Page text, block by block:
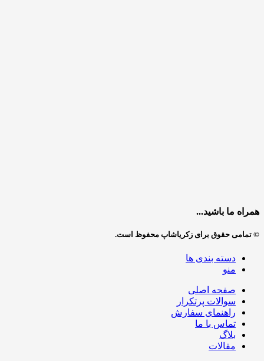
همراه ما باشید...
© تمامی حقوق برای زکریاشاپ محفوظ است.
دسته بندی ها
منو
صفحه اصلی
سوالات پرتکرار
راهنمای سفارش
تماس با ما
بلاگ
مقالات